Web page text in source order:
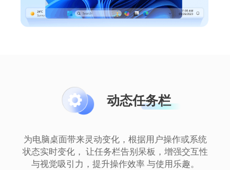
动态任务栏
为电脑桌面带来灵动变化，根据用户操作或系统
状态实时变化， 让任务栏告别呆板，增强交互性
与视觉吸引力，提升操作效率 与使用乐趣。